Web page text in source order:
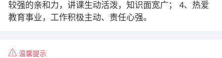
较强的亲和力，讲课生动活泼，知识面宽广； 4、热爱
教育事业，工作积极主动、责任心强。
温馨提示